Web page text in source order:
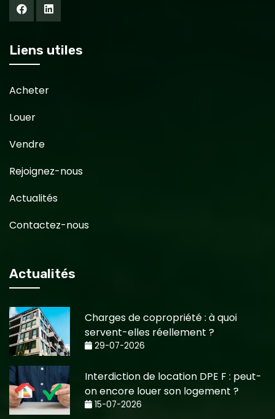
Liens utiles
Acheter
Louer
Vendre
Rejoignez-nous
Actualités
Contactez-nous
Actualités
Charges de copropriété : à quoi
servent-elles réellement ?
29-07-2026
Interdiction de location DPE F : peut-
on encore louer son logement ?
15-07-2026